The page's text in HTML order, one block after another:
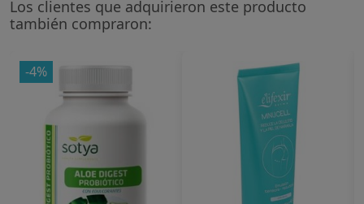
Los clientes que adquirieron este producto
también compraron:
-4%